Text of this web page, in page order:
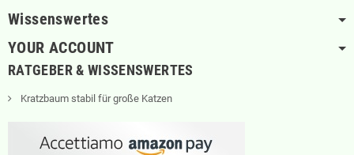
Wissenswertes
YOUR ACCOUNT
RATGEBER & WISSENSWERTES
Kratzbaum stabil für große Katzen